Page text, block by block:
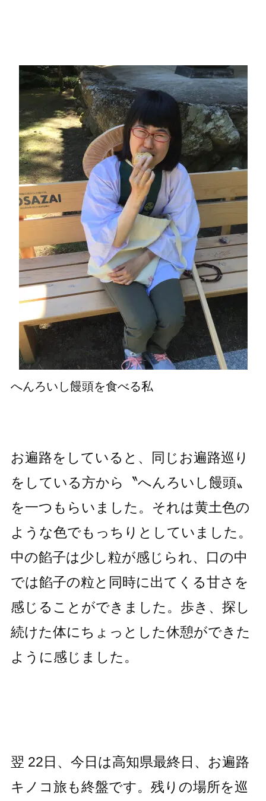
へんろいし饅頭を食べる私
お遍路をしていると、同じお遍路巡り
をしている方から〝へんろいし饅頭〟
を一つもらいました。それは黄土色の
ような色でもっちりとしていました。
中の餡子は少し粒が感じられ、口の中
では餡子の粒と同時に出てくる甘さを
感じることができました。歩き、探し
続けた体にちょっとした休憩ができた
ように感じました。
翌 22日、今日は高知県最終日、お遍路
キノコ旅も終盤です。残りの場所を巡